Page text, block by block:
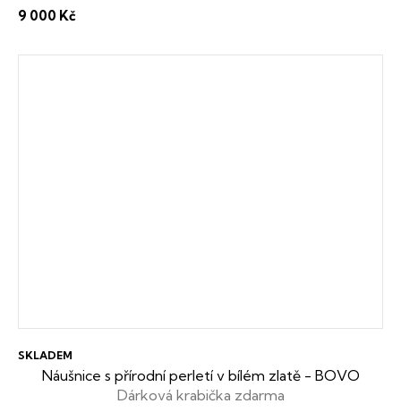
9 000 Kč
Náušnice s přírodní perletí v bílém zlatě - BOVO
Dárková krabička zdarma
SKLADEM